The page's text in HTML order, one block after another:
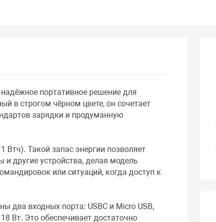
портативное решение для
в строгом чёрном цвете, он сочетает
зарядки и продуманную
Втч). Такой запас энергии позволяет
другие устройства, делая модель
или ситуаций, когда доступ к
два входных порта: USBC и Micro USB,
Вт. Это обеспечивает достаточно